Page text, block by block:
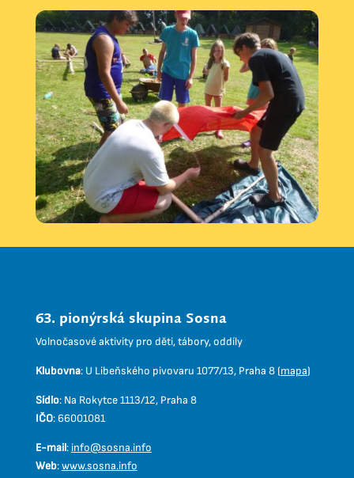
63. pionýrská skupina Sosna
Volnočasové aktivity pro děti, tábory, oddíly
Klubovna: U Libeňského pivovaru 1077/13, Praha 8 (mapa)
Sídlo: Na Rokytce 1113/12, Praha 8
IČO: 66001081
E-mail: info@sosna.info
Web:www.sosna.info